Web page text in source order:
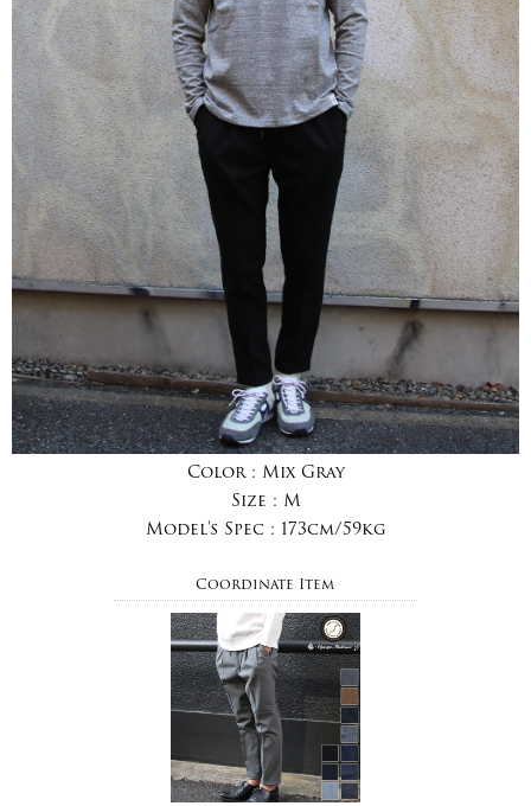
Color : Mix Gray
Size : M
Model's Spec : 173cm/59kg
Coordinate Item